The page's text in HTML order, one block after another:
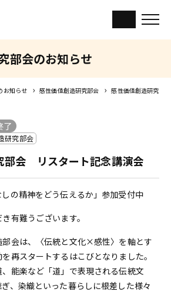
部会のお知らせ
お知らせ 感性価値創造研究部会 感性価値創造研究部
了
研究部会
部会 リスタート記念講演会
の精神をどう伝えるか」参加受付中
有難うございます。
部会は、〈伝統と文化×感性〉を軸とす
再スタートするはこびとなりました。
能楽など「道」で表現される伝統文
、染織といった暮らしに根差した様々